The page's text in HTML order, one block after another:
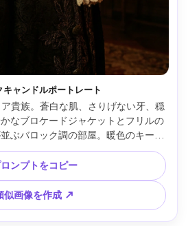
キャンドルポートレート
貴族。蒼白な肌、さりげない牙、穏
なブロケードジャケットとフリルの
ぶバロック調の部屋。暖色のキーラ
かなクールリム。Canon R5、85mm
ックなセンター構図、威厳と不穏な
な生地、高解像度、シャープ、シネ
な暖色グレード --ar 4:5
ンプトをコピー
似画像を作成 ↗